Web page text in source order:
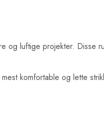
luftige projekter. Disse
komfortable og lette